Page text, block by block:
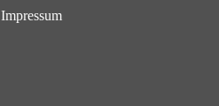
Impressum